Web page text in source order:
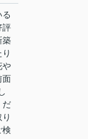
評
築
や
面
だ
検